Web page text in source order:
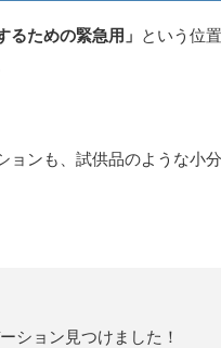
るための緊急用」 という位
ンも、試供品のような小
ション見つけました！